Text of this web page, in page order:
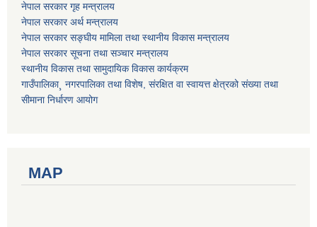
नेपाल सरकार गृह मन्त्रालय
नेपाल सरकार अर्थ मन्त्रालय
नेपाल सरकार सङ्घीय मामिला तथा स्थानीय विकास मन्त्रालय
नेपाल सरकार सूचना तथा सञ्चार मन्त्रालय
स्थानीय विकास तथा सामुदायिक विकास कार्यक्रम
गाउँपालिका¸ नगरपालिका तथा विशेष, संरक्षित वा स्वायत्त क्षेत्रको संख्या तथा
सीमाना निर्धारण आयोग
MAP